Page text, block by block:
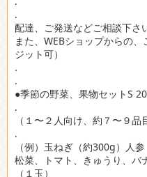
.
配達、ご発送などご相談下さ
また、WEBショップからの
ジット可）
.
.
●季節の野菜、果物セットS
.
（１〜２人向け、約７〜９品
.
（例）玉ねぎ（約300g）人
松菜、トマト、きゅうり、バ
（１玉）